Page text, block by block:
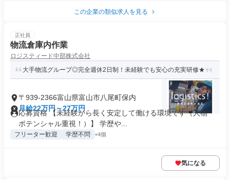
この企業の類似求人を見る
正社員
物流倉庫内作業
ロジスティード中部株式会社
大手物流グループ◎完全週休2日制！未経験でも安心の充実研修★
〒939-2366富山県富山市八尾町保内
月給22万円～27万円
応募資格 【未経験から長く安定して働ける環境です（人物・
ポテンシャル重視！）】 学歴や...
フリーター歓迎 学歴不問 +4個
気になる